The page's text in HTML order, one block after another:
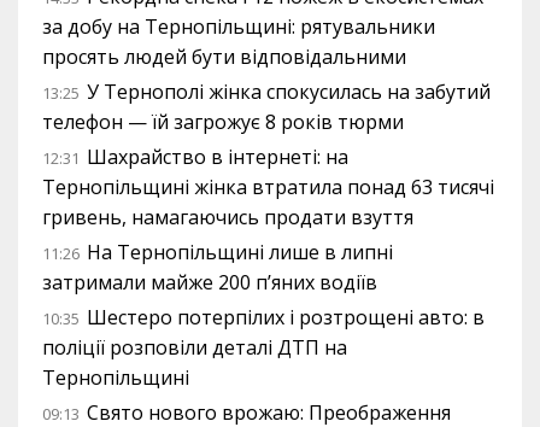
за добу на Тернопільщині: рятувальники
просять людей бути відповідальними
13:25 У Тернополі жінка спокусилась на забутий
телефон — їй загрожує 8 років тюрми
12:31 Шахрайство в інтернеті: на
Тернопільщині жінка втратила понад 63 тисячі
гривень, намагаючись продати взуття
11:26 На Тернопільщині лише в липні
затримали майже 200 п’яних водіїв
10:35 Шестеро потерпілих і розтрощені авто: в
поліції розповіли деталі ДТП на
Тернопільщині
09:13 Свято нового врожаю: Преображення